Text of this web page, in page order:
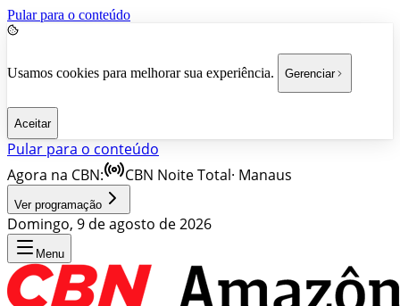
Pular para o conteúdo
Usamos cookies para melhorar sua experiência. Gerenciar
Aceitar
Pular para o conteúdo
Agora na CBN:
CBN Noite Total· Manaus
Ver programação
Domingo, 9 de agosto de 2026
Menu